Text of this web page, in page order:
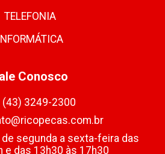
TELEFONIA
INFORMÁTICA
Conosco
(43) 3249-2300
segunda a sexta-feira das
e das 13h30 às 17h30